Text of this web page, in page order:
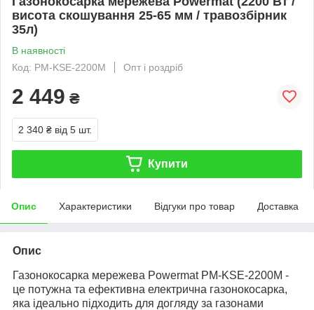
висота скошування 25-65 мм / травозбірник
35л)
В наявності
Код: PM-KSE-2200M
Опт і роздріб
2 449 ₴
2 340 ₴ від 5 шт.
Купити
Опис Характеристики Відгуки про товар Доставка
Опис
Газонокосарка мережева Powermat PM-KSE-2200M -
це потужна та ефективна електрична газонокосарка,
яка ідеально підходить для догляду за газонами